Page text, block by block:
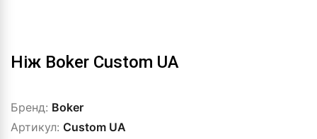
Ніж Boker Custom UA
Бренд: Boker
Артикул: Custom UA